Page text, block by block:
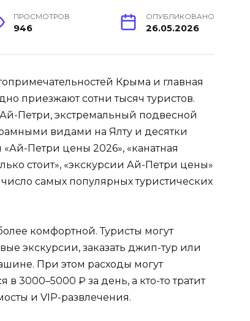
ПРОСМОТРОВ
946
ОПУБЛИКОВАНО
26.05.2026
Крыма и главная
приезжают сотни тысяч туристов.
Петри, экстремальный подвесной
видами на Ялту и десятки
Петри цены 2026», «канатная
стоит», «экскурсии Ай-Петри цены»
самых популярных туристических
комфортной. Туристы могут
экскурсии, заказать джип-тур или
При этом расходы могут
в 3000–5000 ₽ за день, а кто-то тратит
и VIP-развлечения.